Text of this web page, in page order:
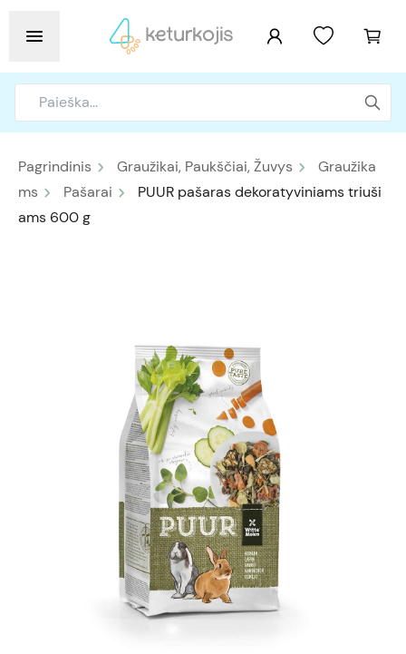
Pagrindinis Graužikai, Paukščiai, Žuvys
Graužika
ms
Pašarai
PUUR pašaras dekoratyviniams triuši
ams 600 g